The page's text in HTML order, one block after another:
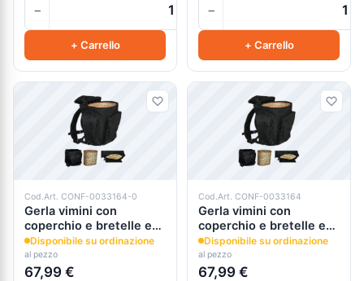
−
+ Carrello
−
+ Carrello
Cod.Art. CONF-0033164-0
Gerla vimini con
coperchio e bretelle e
zaino
Disponibile su ordinazione
al pezzo
67,99 €
Cod.Art. CONF-0033164
Gerla vimini con
coperchio e bretelle e
zaino
Disponibile su ordinazione
al pezzo
67,99 €